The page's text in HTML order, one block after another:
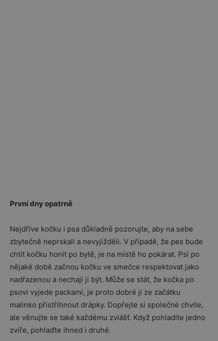
První dny opatrně
Nejdříve kočku i psa důkladně pozorujte, aby na sebe
zbytečně neprskali a nevyjížděli. V případě, že pes bude
chtít kočku honit po bytě, je na místě ho pokárat. Psi po
nějaké době začnou kočku ve smečce respektovat jako
nadřazenou a nechají ji být. Může se stát, že kočka po
psovi vyjede packami, je proto dobré ji ze začátku
malinko přistřihnout drápky. Dopřejte si společné chvíle,
ale věnujte se také každému zvlášť. Když pohladíte jedno
zvíře, pohlaďte ihned i druhé.